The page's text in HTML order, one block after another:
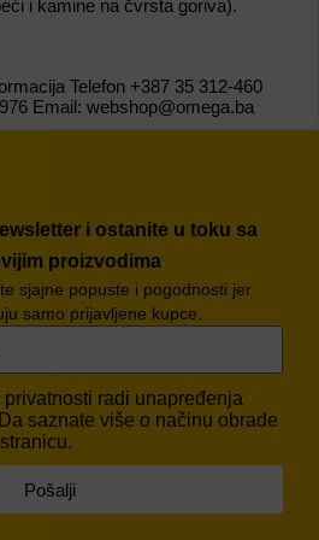
i kamine na čvrsta goriva).
Telefon +387 35 312-460
Email: webshop@omega.ba
i ostanite u toku sa
proizvodima
sjajne popuste i pogodnosti jer
samo prijavljene kupce.
privatnosti radi unapređenja
saznate više o načinu obrade
Pošalji